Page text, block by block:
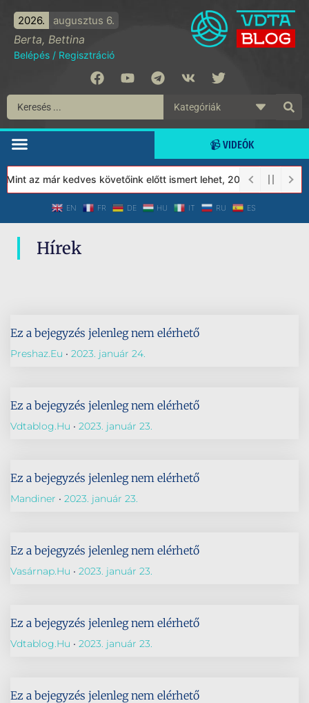
2026. augusztus 6.
Berta, Bettina
Belépés / Regisztráció
📹 VIDEÓK
az már kedves követőink előtt ismert lehet, 2023-tól a
EN FR DE HU IT RU ES
Hírek
Ez a bejegyzés jelenleg nem elérhető
Preshaz.eu 2023. január 24.
Ez a bejegyzés jelenleg nem elérhető
Vdtablog.hu 2023. január 23.
Ez a bejegyzés jelenleg nem elérhető
Mandiner 2023. január 23.
Ez a bejegyzés jelenleg nem elérhető
Vasárnap.hu 2023. január 23.
Ez a bejegyzés jelenleg nem elérhető
Vdtablog.hu 2023. január 23.
Ez a bejegyzés jelenleg nem elérhető